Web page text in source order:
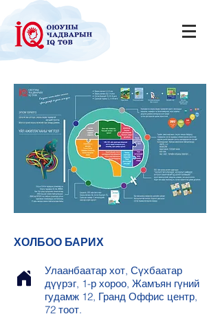
ХОЛБОО БАРИХ
Улаанбаатар хот, Сүхбаатар
дүүрэг, 1-р хороо, Жамъян гүний
гудамж 12, Гранд Оффис центр,
72 тоот.